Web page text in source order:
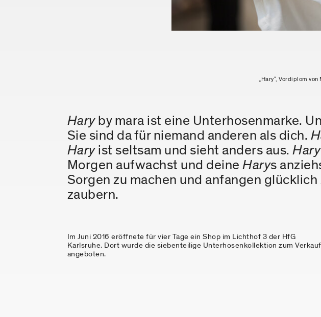
„Hary“, Vordiplom
Haryby mara ist eine Unterhosenmarke.
Sie sind da für niemand anderen als dich.
Haryist seltsam und sieht anders aus.Hary
Morgen aufwachst und deineHarys
Sorgen zu machen und anfangen
zaubern.
Im Juni 2016 eröffnete für vier Tage ein Shop im Lichthof 3 der HfG
Karlsruhe. Dort wurde die siebenteilige Unterhosenkollektion zum Verkauf
angeboten.